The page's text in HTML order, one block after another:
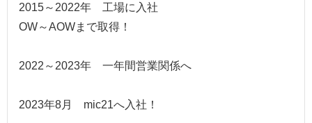
2015～2022年 工場に入社
OW～AOWまで取得！
2022～2023年 一年間営業関係へ
2023年8月 mic21へ入社！